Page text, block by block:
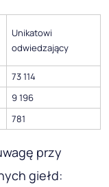
Unikatowi
odwiedzający
73 114
9 196
781
przy
giełd: